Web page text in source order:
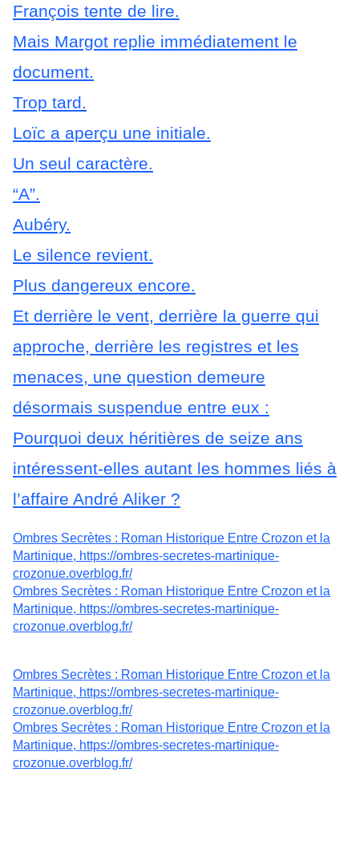
François tente de lire.
Mais Margot replie immédiatement le
document.
Trop tard.
Loïc a aperçu une initiale.
Un seul caractère.
“A”.
Aubéry.
Le silence revient.
Plus dangereux encore.
Et derrière le vent, derrière la guerre qui
approche, derrière les registres et les
menaces, une question demeure
désormais suspendue entre eux :
Pourquoi deux héritières de seize ans
intéressent-elles autant les hommes liés à
l’affaire André Aliker ?
Ombres Secrètes : Roman Historique Entre Crozon et la
Martinique, https://ombres-secretes-martinique-
crozonue.overblog.fr/
Ombres Secrètes : Roman Historique Entre Crozon et la
Martinique, https://ombres-secretes-martinique-
crozonue.overblog.fr/
Ombres Secrètes : Roman Historique Entre Crozon et la
Martinique, https://ombres-secretes-martinique-
crozonue.overblog.fr/
Ombres Secrètes : Roman Historique Entre Crozon et la
Martinique, https://ombres-secretes-martinique-
crozonue.overblog.fr/